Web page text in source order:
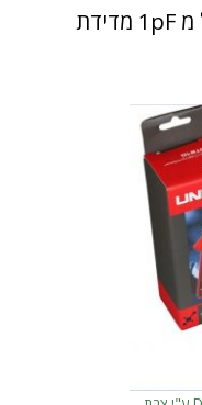
כל המדידות שחלמת… קיבול מ 1pF מדידת